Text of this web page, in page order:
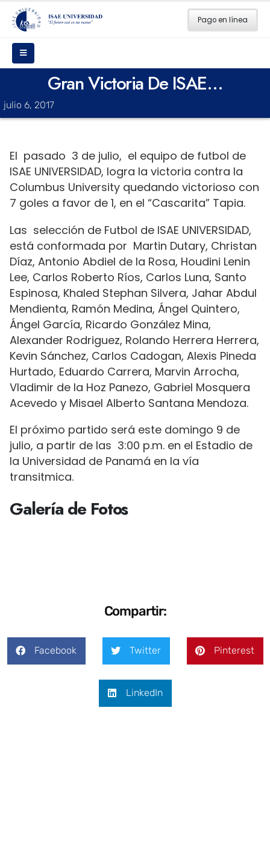
Pago en línea
Gran Victoria De ISAE…
julio 6, 2017
El pasado 3 de julio, el equipo de futbol de
ISAE UNIVERSIDAD, logra la victoria contra la
Columbus University quedando victorioso con
7 goles a favor de 1, en el “Cascarita” Tapia.
Las selección de Futbol de ISAE UNIVERSIDAD,
está conformada por Martin Dutary, Christan
Díaz, Antonio Abdiel de la Rosa, Houdini Lenin
Lee, Carlos Roberto Ríos, Carlos Luna, Santo
Espinosa, Khaled Stephan Silvera, Jahar Abdul
Mendienta, Ramón Medina, Ángel Quintero,
Ángel García, Ricardo González Mina,
Alexander Rodriguez, Rolando Herrera Herrera,
Kevin Sánchez, Carlos Cadogan, Alexis Pineda
Hurtado, Eduardo Carrera, Marvin Arrocha,
Vladimir de la Hoz Panezo, Gabriel Mosquera
Acevedo y Misael Alberto Santana Mendoza.
El próximo partido será este domingo 9 de
julio, a partir de las 3:00 p.m. en el Estadio de
la Universidad de Panamá en la vía
transitmica.
Galería de Fotos
Compartir:
Facebook Twitter Pinterest
LinkedIn